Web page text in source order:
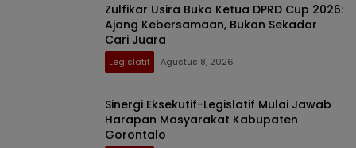
Zulfikar Usira Buka Ketua DPRD Cup 2026:
Ajang Kebersamaan, Bukan Sekadar
Cari Juara
Legislatif Agustus 8, 2026
Sinergi Eksekutif-Legislatif Mulai Jawab
Harapan Masyarakat Kabupaten
Gorontalo